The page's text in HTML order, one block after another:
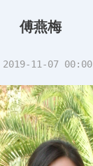
傅燕梅
2019-11-07 00:00